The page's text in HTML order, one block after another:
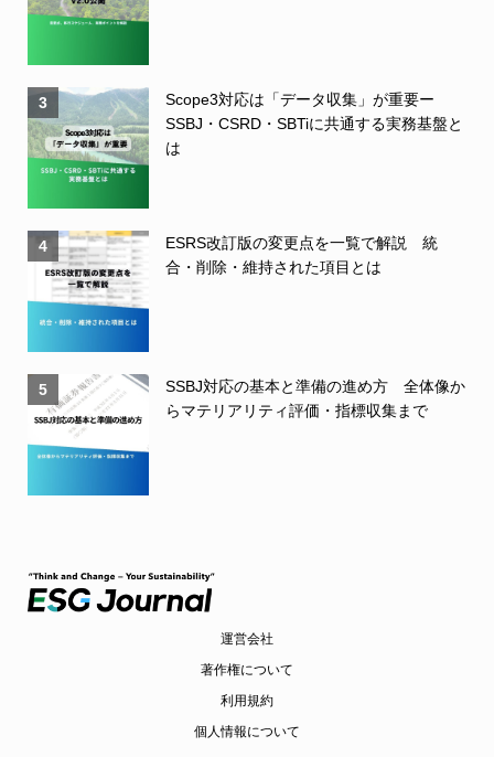
3
Scope3対応は「データ収集」が重要ー
SSBJ・CSRD・SBTiに共通する実務基盤と
は
4
ESRS改訂版の変更点を一覧で解説 統
合・削除・維持された項目とは
5
SSBJ対応の基本と準備の進め方 全体像か
らマテリアリティ評価・指標収集まで
運営会社
著作権について
利用規約
個人情報について